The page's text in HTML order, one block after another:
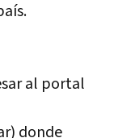
al portal
donde